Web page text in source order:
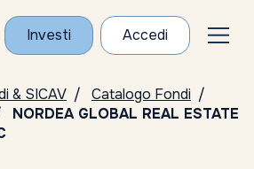
Investi Accedi
& SICAV
Catalogo Fondi
NORDEA GLOBAL REAL ESTATE